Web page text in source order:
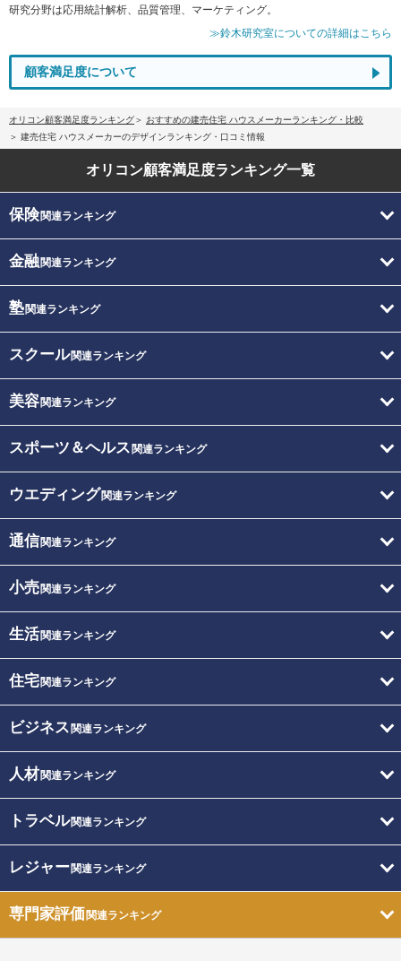
研究分野は応用統計解析、品質管理、マーケティング。
≫鈴木研究室についての詳細はこちら
顧客満足度について
オリコン顧客満足度ランキング
おすすめの建売住宅 ハウスメーカーランキング・比較
建売住宅 ハウスメーカーのデザインランキング・口コミ情報
オリコン顧客満足度ランキング一覧
保険関連ランキング
金融関連ランキング
塾関連ランキング
スクール関連ランキング
美容関連ランキング
スポーツ＆ヘルス 関連ランキング
ウエディング関連ランキング
通信関連ランキング
小売関連ランキング
生活関連ランキング
住宅関連ランキング
ビジネス 関連ランキング
人材関連ランキング
トラベル関連ランキング
レジャー関連ランキング
専門家評価関連ランキング